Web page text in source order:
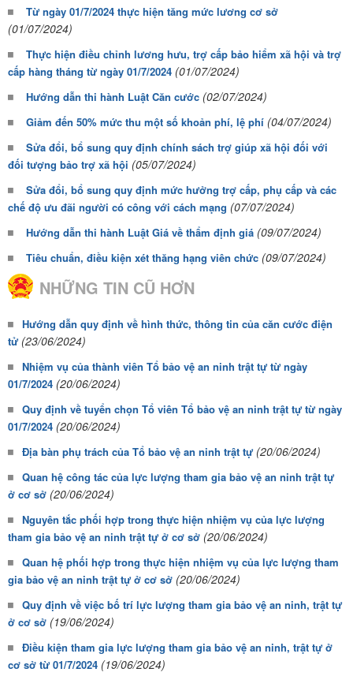
Từ ngày 01/7/2024 thực hiện tăng mức lương cơ sở
(01/07/2024)
Thực hiện điều chỉnh lương hưu, trợ cấp bảo hiểm xã hội và trợ
cấp hàng tháng từ ngày 01/7/2024 (01/07/2024)
Hướng dẫn thi hành Luật Căn cước (02/07/2024)
Giảm đến 50% mức thu một số khoản phí, lệ phí (04/07/2024)
Sửa đổi, bổ sung quy định chính sách trợ giúp xã hội đối với
đối tượng bảo trợ xã hội (05/07/2024)
Sửa đổi, bổ sung quy định mức hưởng trợ cấp, phụ cấp và các
chế độ ưu đãi người có công với cách mạng (07/07/2024)
Hướng dẫn thi hành Luật Giá về thẩm định giá (09/07/2024)
Tiêu chuẩn, điều kiện xét thăng hạng viên chức (09/07/2024)
NHỮNG TIN CŨ HƠN
Hướng dẫn quy định về hình thức, thông tin của căn cước điện
tử (23/06/2024)
Nhiệm vụ của thành viên Tổ bảo vệ an ninh trật tự từ ngày
01/7/2024 (20/06/2024)
Quy định về tuyển chọn Tổ viên Tổ bảo vệ an ninh trật tự từ ngày
01/7/2024 (20/06/2024)
Địa bàn phụ trách của Tổ bảo vệ an ninh trật tự (20/06/2024)
Quan hệ công tác của lực lượng tham gia bảo vệ an ninh trật tự
ở cơ sở (20/06/2024)
Nguyên tắc phối hợp trong thực hiện nhiệm vụ của lực lượng
tham gia bảo vệ an ninh trật tự ở cơ sở (20/06/2024)
Quan hệ phối hợp trong thực hiện nhiệm vụ của lực lượng tham
gia bảo vệ an ninh trật tự ở cơ sở (20/06/2024)
Quy định về việc bố trí lực lượng tham gia bảo vệ an ninh, trật tự
ở cơ sở (19/06/2024)
Điều kiện tham gia lực lượng tham gia bảo vệ an ninh, trật tự ở
cơ sở từ 01/7/2024 (19/06/2024)